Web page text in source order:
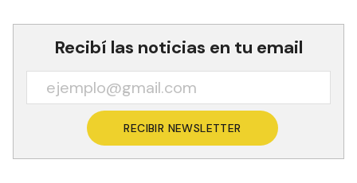
Recibí las noticias en tu email
RECIBIR NEWSLETTER